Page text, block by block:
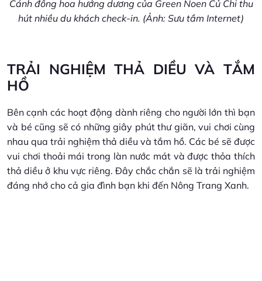
Cánh đồng hoa hướng dương của Green Noen Củ Chi thu
hút nhiều du khách check-in. (Ảnh: Sưu tầm Internet)
TRẢI NGHIỆM THẢ DIỀU VÀ TẮM
HỒ
Bên cạnh các hoạt động dành riêng cho người lớn thì bạn
và bé cũng sẽ có những giây phút thư giãn, vui chơi cùng
nhau qua trải nghiệm thả diều và tắm hồ. Các bé sẽ được
vui chơi thoải mái trong làn nước mát và được thỏa thích
thả diều ở khu vực riêng. Đây chắc chắn sẽ là trải nghiệm
đáng nhớ cho cả gia đình bạn khi đến Nông Trang Xanh.